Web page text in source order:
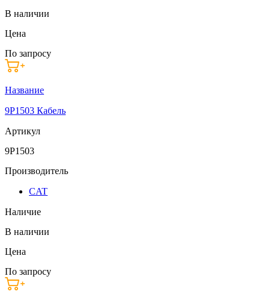
В наличии
Цена
По запросу
Название
9P1503 Кабель
Артикул
9P1503
Производитель
CAT
Наличие
В наличии
Цена
По запросу